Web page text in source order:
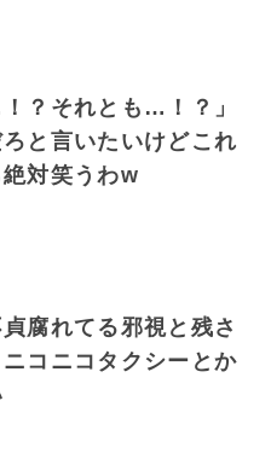
？それとも…！？」
と言いたいけどこれ
対笑うわw
腐れてる邪視と残さ
コニコタクシーとか